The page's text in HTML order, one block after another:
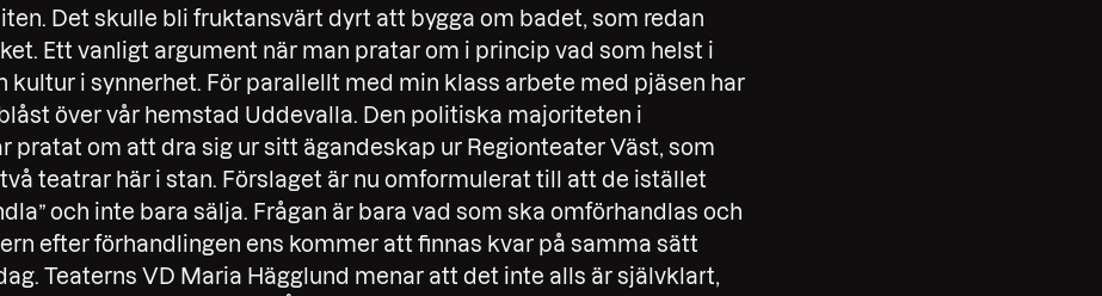
Det skulle bli fruktansvärt dyrt att bygga om badet, som redan
Ett vanligt argument när man pratar om i princip vad som helst i
kultur i synnerhet. För parallellt med min klass arbete med pjäsen har
över vår hemstad Uddevalla. Den politiska majoriteten i
pratat om att dra sig ur sitt ägandeskap ur Regionteater Väst, som
två teatrar här i stan. Förslaget är nu omformulerat till att de istället
och inte bara sälja. Frågan är bara vad som ska omförhandlas och
efter förhandlingen ens kommer att finnas kvar på samma sätt
Teaterns VD Maria Hägglund menar att det inte alls är självklart,